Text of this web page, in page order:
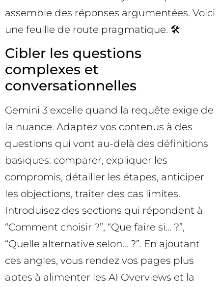
assemble des réponses argumentées. Voici
une feuille de route pragmatique. 🛠️
Cibler les questions
complexes et
conversationnelles
Gemini 3 excelle quand la requête exige de
la nuance. Adaptez vos contenus à des
questions qui vont au-delà des définitions
basiques: comparer, expliquer les
compromis, détailler les étapes, anticiper
les objections, traiter des cas limites.
Introduisez des sections qui répondent à
“Comment choisir ?”, “Que faire si… ?”,
“Quelle alternative selon… ?”. En ajoutant
ces angles, vous rendez vos pages plus
aptes à alimenter les AI Overviews et la